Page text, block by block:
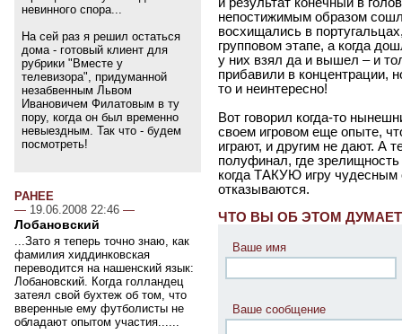
невинного спора...
На сей раз я решил остаться
дома - готовый клиент для
рубрики "Вместе у
телевизора", придуманной
незабвенным Львом
Ивановичем Филатовым в ту
пору, когда он был временно
невыездным. Так что - будем
посмотреть!
РАНЕЕ
— 19.06.2008 22:46 —
Лобановский
...Зато я теперь точно знаю, как
фамилия хиддинковская
переводится на нашенский язык:
Лобановский. Когда голландец
затеял свой бухтеж об том, что
вверенные ему футболисты не
обладают опытом участия......
и результат конечный в
непостижимым образом
восхищались в
групповом этапе, а когда
у них взял да и вышел – и
прибавили в концентрации,
то и неинтересно!
Вот говорил когда-то
своем игровом еще опыте,
играют, и другим не дают. А
полуфинал, где
когда ТАКУЮ игру
отказываются.
ЧТО ВЫ ОБ ЭТОМ
Ваше имя
Ваше сообщение